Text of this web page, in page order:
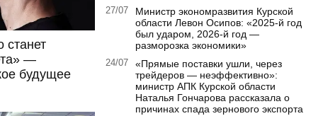
станет
—
будущее
27/07
Министр экономразвития Курской
области Левон Осипов: «2025‑й год
был ударом, 2026‑й год —
разморозка экономики»
24/07
«Прямые поставки ушли, через
трейдеров — неэффективно»:
министр АПК Курской области
Наталья Гончарова рассказала о
причинах спада зернового экспорта